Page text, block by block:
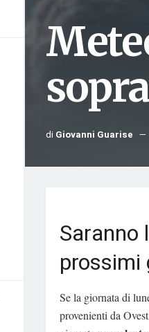
di Giovanni Guarise
Saranno
prossimi
Se la giornata di
provenienti da